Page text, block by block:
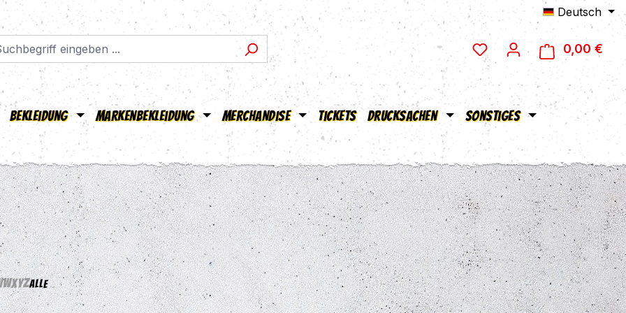
Deutsch
0,00 €
Bekleidung Markenbekleidung Merchandise Tickets Drucksachen Sonstiges
WXYZAlle